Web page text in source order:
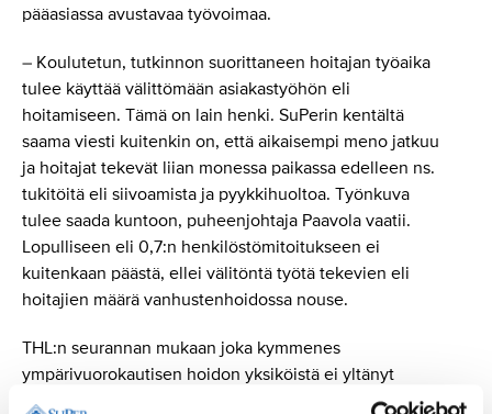
pääasiassa avustavaa työvoimaa.
– Koulutetun, tutkinnon suorittaneen hoitajan työaika
tulee käyttää välittömään asiakastyöhön eli
hoitamiseen. Tämä on lain henki. SuPerin kentältä
saama viesti kuitenkin on, että aikaisempi meno jatkuu
ja hoitajat tekevät liian monessa paikassa edelleen ns.
tukitöitä eli siivoamista ja pyykkihuoltoa. Työnkuva
tulee saada kuntoon, puheenjohtaja Paavola vaatii.
Lopulliseen eli 0,7:n henkilöstömitoitukseen ei
kuitenkaan päästä, ellei välitöntä työtä tekevien eli
hoitajien määrä vanhustenhoidossa nouse.
THL:n seurannan mukaan joka kymmenes
ympärivuorokautisen hoidon yksiköistä ei yltänyt
lakisääteiseen henkilöstömitoitukseen toukokuussa.